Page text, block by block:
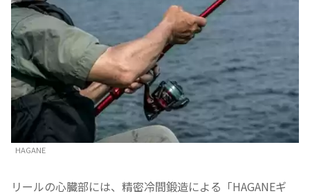
HAGANE
リールの心臓部には、精密冷間鍛造による「HAGANEギ